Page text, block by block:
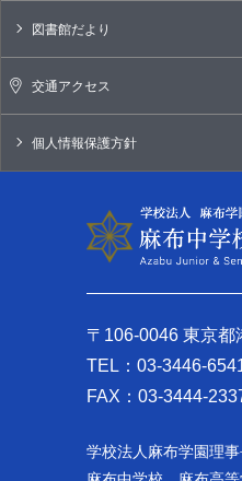
図書館だより
交通アクセス
個人情報保護方針
〒106-0046 東京都
TEL：03-3446-
FAX：03-3444-
学校法人麻布学園理